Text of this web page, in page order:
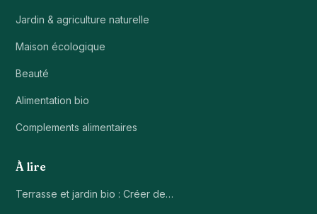
Jardin & agriculture naturelle
Maison écologique
Beauté
Alimentation bio
Complements alimentaires
À lire
Terrasse et jardin bio : Créer de…